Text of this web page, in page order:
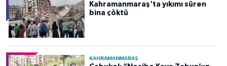
Kahramanmaraş'ta yıkımı süren
bina çöktü
KAHRAMANMARAŞ